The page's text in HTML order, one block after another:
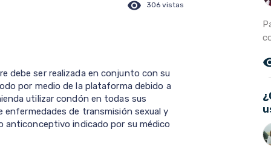
visibility 306 vistas
debe ser realizada en conjunto con su
por medio de la plataforma debido a
utilizar condón en todas sus
enfermedades de transmisión sexual y
anticonceptivo indicado por su médico